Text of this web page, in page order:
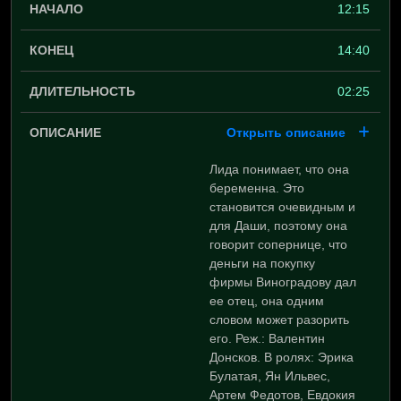
12:15
14:40
02:25
Открыть описание
Лида понимает, что она
беременна. Это
становится очевидным и
для Даши, поэтому она
говорит сопернице, что
деньги на покупку
фирмы Виноградову дал
ее отец, она одним
словом может разорить
его. Реж.: Валентин
Донсков. В ролях: Эрика
Булатая, Ян Ильвес,
Артем Федотов, Евдокия